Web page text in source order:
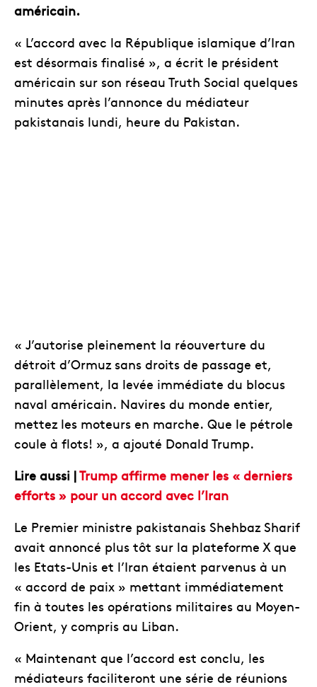
américain.
« L’accord avec la République islamique d’Iran
est désormais finalisé », a écrit le président
américain sur son réseau Truth Social quelques
minutes après l’annonce du médiateur
pakistanais lundi, heure du Pakistan.
« J’autorise pleinement la réouverture du
détroit d’Ormuz sans droits de passage et,
parallèlement, la levée immédiate du blocus
naval américain. Navires du monde entier,
mettez les moteurs en marche. Que le pétrole
coule à flots! », a ajouté Donald Trump.
Lire aussi |Trump affirme mener les « derniers
efforts » pour un accord avec l’Iran
Le Premier ministre pakistanais Shehbaz Sharif
avait annoncé plus tôt sur la plateforme X que
les Etats-Unis et l’Iran étaient parvenus à un
« accord de paix » mettant immédiatement
fin à toutes les opérations militaires au Moyen-
Orient, y compris au Liban.
« Maintenant que l’accord est conclu, les
médiateurs faciliteront une série de réunions